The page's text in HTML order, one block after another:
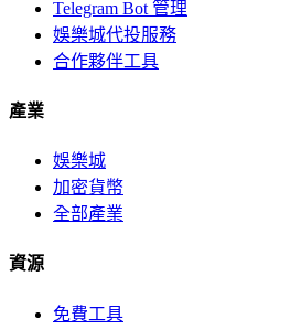
Telegram Bot 管理
娛樂城代投服務
合作夥伴工具
產業
娛樂城
加密貨幣
全部產業
資源
免費工具